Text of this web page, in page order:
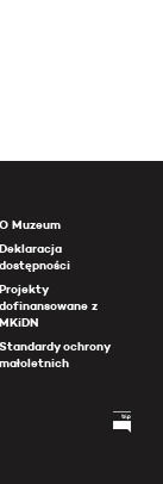
O Muzeum
Deklaracja
dostępności
Projekty
dofinansowane z
MKiDN
Standardy ochrony
małoletnich